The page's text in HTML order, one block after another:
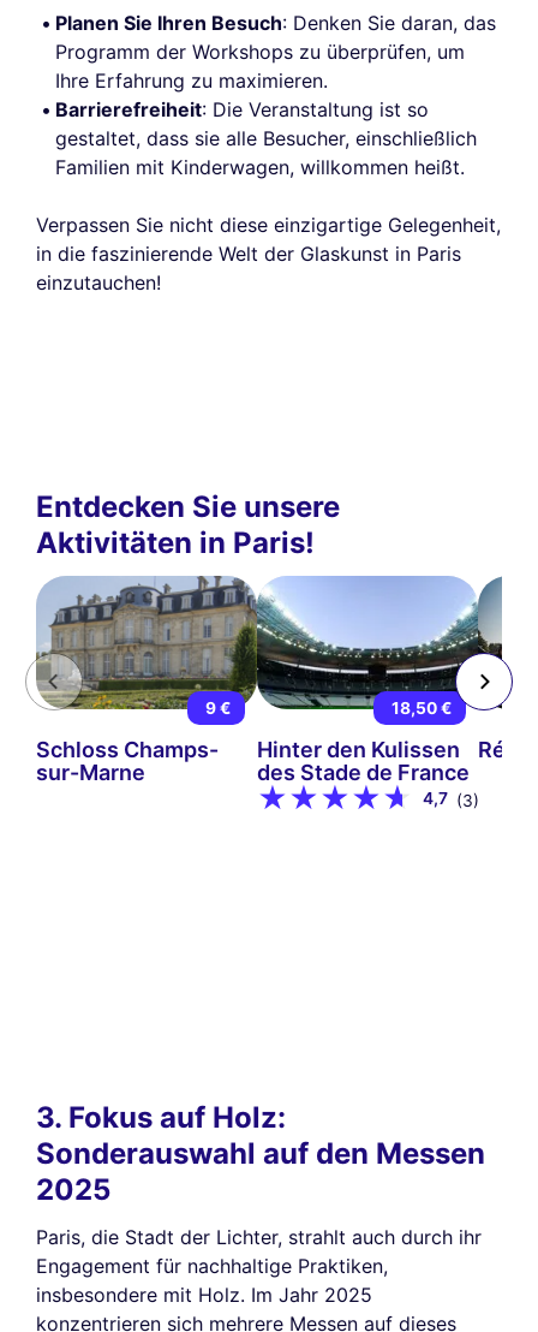
Planen Sie Ihren Besuch: Denken Sie daran, das
Programm der Workshops zu überprüfen, um
Ihre Erfahrung zu maximieren.
Barrierefreiheit: Die Veranstaltung ist so
gestaltet, dass sie alle Besucher, einschließlich
Familien mit Kinderwagen, willkommen heißt.
Verpassen Sie nicht diese einzigartige Gelegenheit,
in die faszinierende Welt der Glaskunst in Paris
einzutauchen!
Entdecken Sie unsere
Aktivitäten in Paris!
9 €
Schloss Champs-
sur-Marne
18,50 €
Hinter den Kulissen
des Stade de France
4,7 (3)
3. Fokus auf Holz:
Sonderauswahl auf den Messen
2025
Paris, die Stadt der Lichter, strahlt auch durch ihr
Engagement für nachhaltige Praktiken,
insbesondere mit Holz. Im Jahr 2025
konzentrieren sich mehrere Messen auf dieses